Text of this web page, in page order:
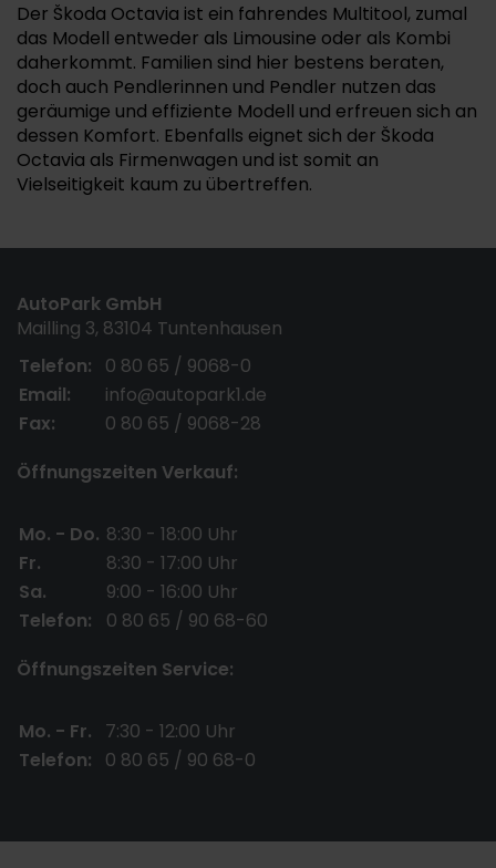
Der Škoda Octavia ist ein fahrendes Multitool, zumal
das Modell entweder als Limousine oder als Kombi
daherkommt. Familien sind hier bestens beraten,
doch auch Pendlerinnen und Pendler nutzen das
geräumige und effiziente Modell und erfreuen sich an
dessen Komfort. Ebenfalls eignet sich der Škoda
Octavia als Firmenwagen und ist somit an
Vielseitigkeit kaum zu übertreffen.
AutoPark GmbH
Mailling 3, 83104 Tuntenhausen
Telefon:
0 80 65 / 9068-0
Email:
info@autopark1.de
Fax:
0 80 65 / 9068-28
Öffnungszeiten Verkauf:
Mo. - Do. 8:30 - 18:00 Uhr
Fr.
8:30 - 17:00 Uhr
Sa.
9:00 - 16:00 Uhr
Telefon:
0 80 65 / 90 68-60
Öffnungszeiten Service:
Mo. - Fr.
7:30 - 12:00 Uhr
Telefon:
0 80 65 / 90 68-0